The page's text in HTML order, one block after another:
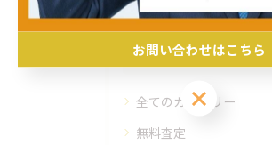
カテゴリー
全てのカテゴリー
無料査定
お問い合わせはこちら
お問い合わせはこちら